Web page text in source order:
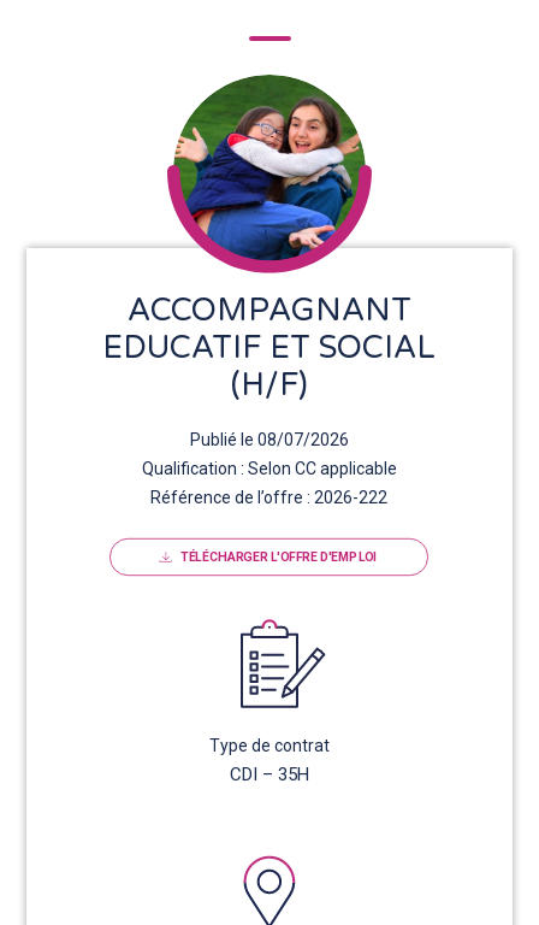
ACCOMPAGNANT
EDUCATIF ET SOCIAL
(H/F)
Publié le 08/07/2026
Qualification : Selon CC applicable
Référence de l’offre : 2026-222
TÉLÉCHARGER L'OFFRE D'EMPLOI
Type de contrat
CDI – 35H